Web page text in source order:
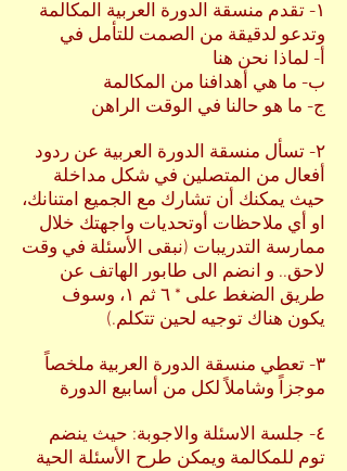
١- تقدم منسقة الدورة العربية المكالمة
وتدعو لدقيقة من الصمت للتأمل في
أ- لماذا نحن هنا
ب- ما هي أهدافنا من المكالمة
ج- ما هو حالنا في الوقت الراهن
٢- تسأل منسقة الدورة العربية عن ردود
أفعال من المتصلين في شكل مداخلة
حيث يمكنك أن تشارك مع الجميع امتنانك،
او أي ملاحظات أوتحديات واجهتك خلال
ممارسة التدريبات (نبقى الأسئلة في وقت
لاحق.. و انضم الى طابور الهاتف عن
طريق الضغط على * ٦ ثم ١، وسوف
يكون هناك توجيه لحين تتكلم.)
٣- تعطي منسقة الدورة العربية ملخصاً
موجزاً وشاملاً لكل من أسابيع الدورة
٤- جلسة الاسئلة والاجوبة: حيث ينضم
توم للمكالمة ويمكن طرح الأسئلة الحية